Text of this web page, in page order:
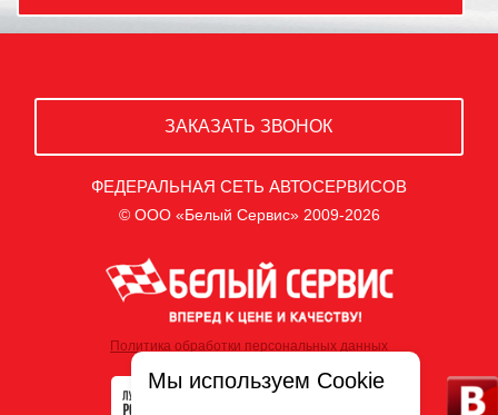
ЗАКАЗАТЬ ЗВОНОК
ФЕДЕРАЛЬНАЯ СЕТЬ АВТОСЕРВИСОВ
© ООО «Белый Сервис» 2009-2026
Политика обработки персональных данных
Мы используем Cookie